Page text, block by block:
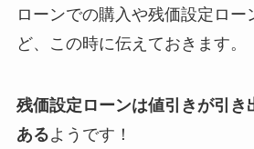
ローンでの購入や残価設定ロー
ど、この時に伝えておきます。
残価設定ローンは値引きが引き
あるようです！